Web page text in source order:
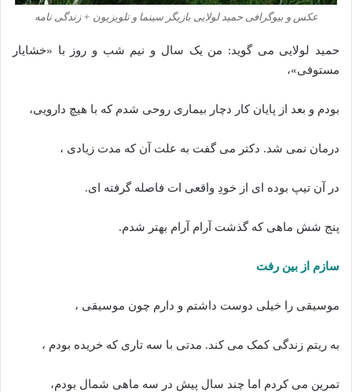
عکس و بیوگرافی حمید لولایی بازیگر سینما و تلویزیون + زندگی نامه
حمید لولایی می گوید: من یک سال و نیم شب و روز با «خشایار
مستوفی»،
بودم و بعد از پایان کار دچار بیماری روحی شدم که با هیچ دارویی،
درمان نمی شد. دکتر می گفت به علت آن که مدت زیادی ،
در آن تیپ بوده ای از خودِ واقعی ات فاصله گرفته ای.
پنج شش ماهی که گذشت آرام آرام بهتر شدم.
سازم از بین رفت
موسیقی را خیلی دوست داشتم و دارم چون موسیقی ،
به ریتم زندگی کمک می کند. مدتی با سه تاری که خریده بودم ،
تمرین می کردم اما چند سال پیش در سه ماهی شمال بودم،